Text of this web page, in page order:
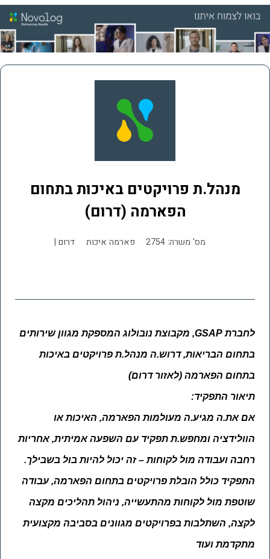
מנהל.ת פרויקטים באיכות בתחום
הפארמה (דרום)
מס' משרה: 2754 פארמה איכות דרום |
לחברתGSAP, מקבוצת נובולוג המספקת מגוון שירותים
בתחום הבריאות, דרוש.ה מנהל.ת פרויקטים באיכות
בתחום הפארמה (לאזור דרום)
תיאור התפקיד:
אם את.ה מגיע.ה מעולמות הפארמה, האיכות או
הוולידציה ומחפש.ת תפקיד עם השפעה אמיתית, אחריות
רחבה ועבודה מול לקוחות – זה יכול להיות בול בשבילך.
התפקיד כולל הובלת פרויקטים בתחום הפארמה, עבודה
שוטפת מול לקוחות מהתעשייה, ניהול תהליכים מקצה
לקצה, השתלבות בפרויקטים מגוונים בסביבה מקצועית
מתקדמת ועוד